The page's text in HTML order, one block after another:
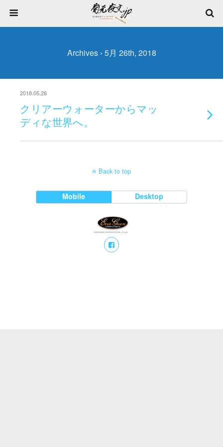
Archives › 5月 26th, 2018
2018.05.26
クリアーウォーターからマッ
ディな世界へ。
Back to top
Mobile Desktop